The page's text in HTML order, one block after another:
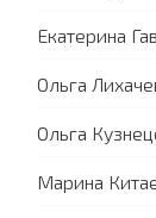
Екатерина
Ольга
Ольга
Марина